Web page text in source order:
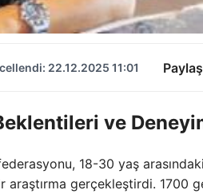
22.12.2025 11:01
ve
18-30 yaş
araştırma gerçekleştirdi. 1700